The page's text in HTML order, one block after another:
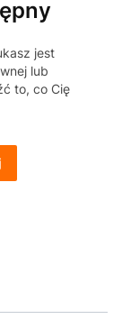
jest
lub
to, co Cię